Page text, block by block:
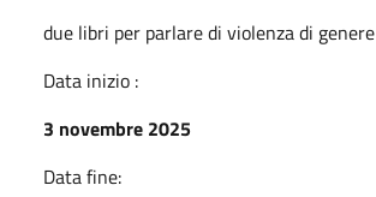
due libri per parlare di violenza di genere
Data inizio :
3 novembre 2025
Data fine: